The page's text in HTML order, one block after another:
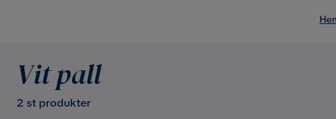
Vit pall
2 st produkter